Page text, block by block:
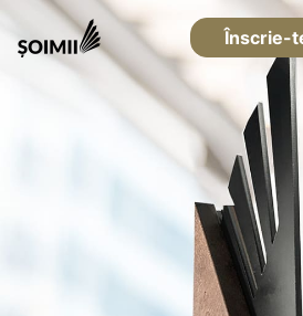
Înscrie-